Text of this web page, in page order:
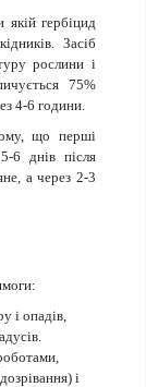
якій гербіцид
Засіб
рослини і
75%
4-6 години.
що перші
6 днів після
а через 2-3
і опадів,
і